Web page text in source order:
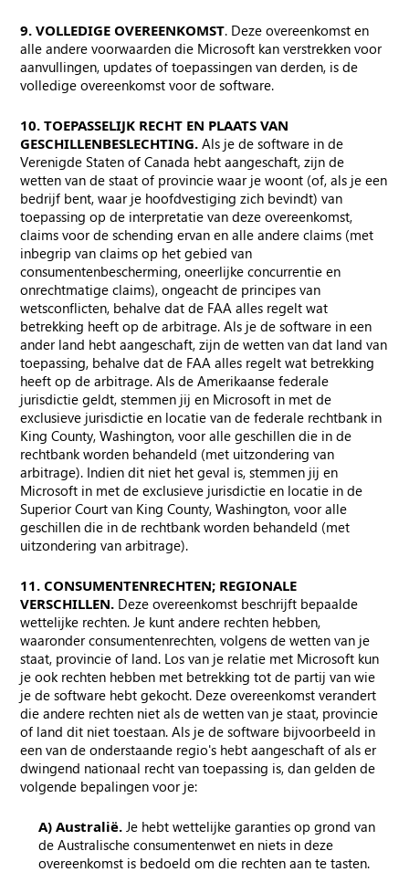
9. VOLLEDIGE OVEREENKOMST. Deze overeenkomst en
alle andere voorwaarden die Microsoft kan verstrekken voor
aanvullingen, updates of toepassingen van derden, is de
volledige overeenkomst voor de software.
10. TOEPASSELIJK RECHT EN PLAATS VAN
GESCHILLENBESLECHTING. Als je de software in de
Verenigde Staten of Canada hebt aangeschaft, zijn de
wetten van de staat of provincie waar je woont (of, als je een
bedrijf bent, waar je hoofdvestiging zich bevindt) van
toepassing op de interpretatie van deze overeenkomst,
claims voor de schending ervan en alle andere claims (met
inbegrip van claims op het gebied van
consumentenbescherming, oneerlijke concurrentie en
onrechtmatige claims), ongeacht de principes van
wetsconflicten, behalve dat de FAA alles regelt wat
betrekking heeft op de arbitrage. Als je de software in een
ander land hebt aangeschaft, zijn de wetten van dat land van
toepassing, behalve dat de FAA alles regelt wat betrekking
heeft op de arbitrage. Als de Amerikaanse federale
jurisdictie geldt, stemmen jij en Microsoft in met de
exclusieve jurisdictie en locatie van de federale rechtbank in
King County, Washington, voor alle geschillen die in de
rechtbank worden behandeld (met uitzondering van
arbitrage). Indien dit niet het geval is, stemmen jij en
Microsoft in met de exclusieve jurisdictie en locatie in de
Superior Court van King County, Washington, voor alle
geschillen die in de rechtbank worden behandeld (met
uitzondering van arbitrage).
11. CONSUMENTENRECHTEN; REGIONALE
VERSCHILLEN. Deze overeenkomst beschrijft bepaalde
wettelijke rechten. Je kunt andere rechten hebben,
waaronder consumentenrechten, volgens de wetten van je
staat, provincie of land. Los van je relatie met Microsoft kun
je ook rechten hebben met betrekking tot de partij van wie
je de software hebt gekocht. Deze overeenkomst verandert
die andere rechten niet als de wetten van je staat, provincie
of land dit niet toestaan. Als je de software bijvoorbeeld in
een van de onderstaande regio's hebt aangeschaft of als er
dwingend nationaal recht van toepassing is, dan gelden de
volgende bepalingen voor je:
A) Australië. Je hebt wettelijke garanties op grond van
de Australische consumentenwet en niets in deze
overeenkomst is bedoeld om die rechten aan te tasten.